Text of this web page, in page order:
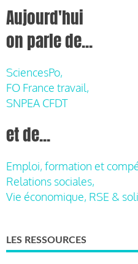
Aujourd'hui
on parle de...
SciencesPo,
FO France travail,
SNPEA CFDT
et de...
Emploi, formation et
Relations sociales,
Vie économique, RSE &
LES RESSOURCES